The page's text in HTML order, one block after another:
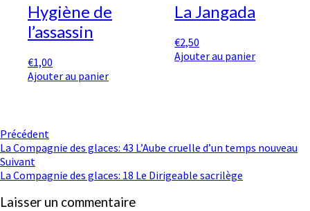
Hygiène de
l’assassin
€1,00
Ajouter au panier
La Jangada
€2,50
Ajouter au panier
Navigation
d'article
Précédent
La Compagnie des glaces: 43 L’Aube cruelle d’un temps nouveau
Suivant
La Compagnie des glaces: 18 Le Dirigeable sacrilège
Laisser un commentaire